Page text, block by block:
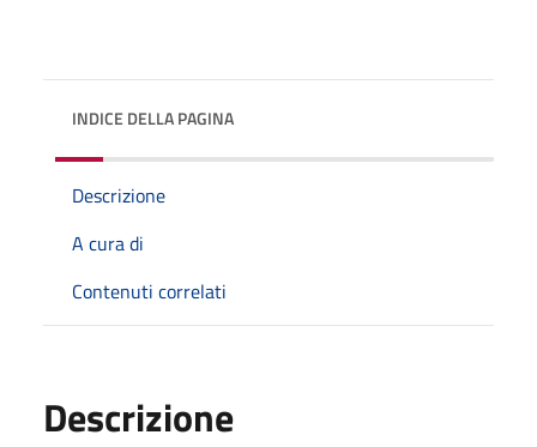
INDICE DELLA PAGINA
Descrizione
A cura di
Contenuti correlati
Descrizione